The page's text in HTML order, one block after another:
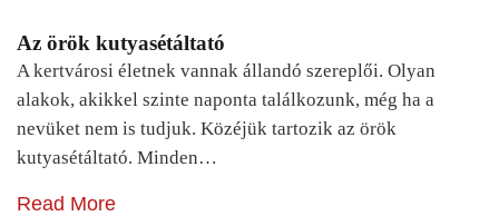
Az örök kutyasétáltató
A kertvárosi életnek vannak állandó szereplői. Olyan
alakok, akikkel szinte naponta találkozunk, még ha a
nevüket nem is tudjuk. Közéjük tartozik az örök
kutyasétáltató. Minden…
Read More